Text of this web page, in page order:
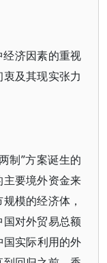
经济因素的重视
及其现实张力
制”方案诞生的
要境外资金来
模的经济体，
对外贸易总额
实际利用的外